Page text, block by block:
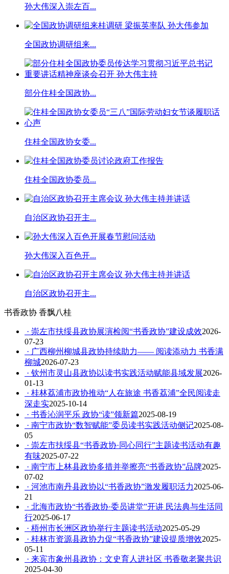
孙大伟深入崇左百...
全国政协调研组来...
部分住桂全国政协...
住桂全国政协女委...
住桂全国政协委员...
自治区政协召开主...
孙大伟深入百色开...
自治区政协召开主...
书香政协 香飘八桂
· 崇左市扶绥县政协展演检阅“书香政协”建设成效2026-
07-23
· 广西柳州柳城县政协持续助力—— 阅读添动力 书香满
柳城2026-07-23
· 钦州市灵山县政协以读书实践活动赋能县域发展2026-
01-13
· 桂林荔浦市政协推动“人在旅途 书香荔浦”全民阅读走
深走实2025-10-14
· 书香沁润平乐 政协“读”领新篇2025-08-19
· 南宁市政协“数智赋能”委员读书实践活动侧记2025-08-
05
· 崇左市扶绥县“书香政协·同心同行”主题读书活动有趣
有味2025-07-22
· 南宁市上林县政协多措并举擦亮“书香政协”品牌2025-
07-02
· 河池市南丹县政协以“书香政协”激发履职活力2025-06-
21
· 北海市政协“书香政协·委员讲堂”开讲 民法典与生活同
行2025-06-17
· 梧州市长洲区政协举行主题读书活动2025-05-29
· 桂林市资源县政协力促“书香政协”建设提质增效2025-
05-11
· 来宾市象州县政协：文史育人进社区 书香敬老聚共识
2025-04-30